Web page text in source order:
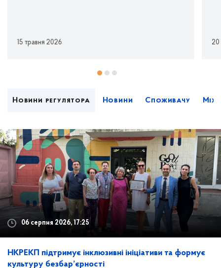
15 травня 2026 20
Новини регулятора Новини Споживачу
06 серпня 2026, 17:25
НКРЕКП підтримує інклюзивні ініціативи та формує
культуру безбар’єрності